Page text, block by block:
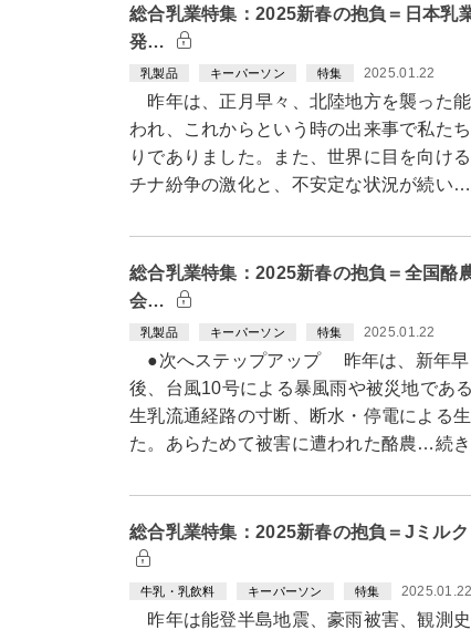
総合乳業特集：2025新春の抱負＝日本
発…
乳製品 キーパーソン 特集 2025.01.22
昨年は、正月早々、北陸地方を襲った
われ、これからという時の出来事で私た
りでありました。また、世界に目を向け
チナ紛争の激化と、不安定な状況が続い
総合乳業特集：2025新春の抱負＝全国酪
会…
乳製品 キーパーソン 特集 2025.01.22
●次へステップアップ 昨年は、新年早
後、台風10号による暴風雨や被災地であ
生乳流通経路の寸断、断水・停電による
た。あらためて被害に遭われた酪農…続
総合乳業特集：2025新春の抱負＝Jミル
牛乳・乳飲料 キーパーソン 特集 2025.01.22
昨年は能登半島地震、豪雨被害、観測